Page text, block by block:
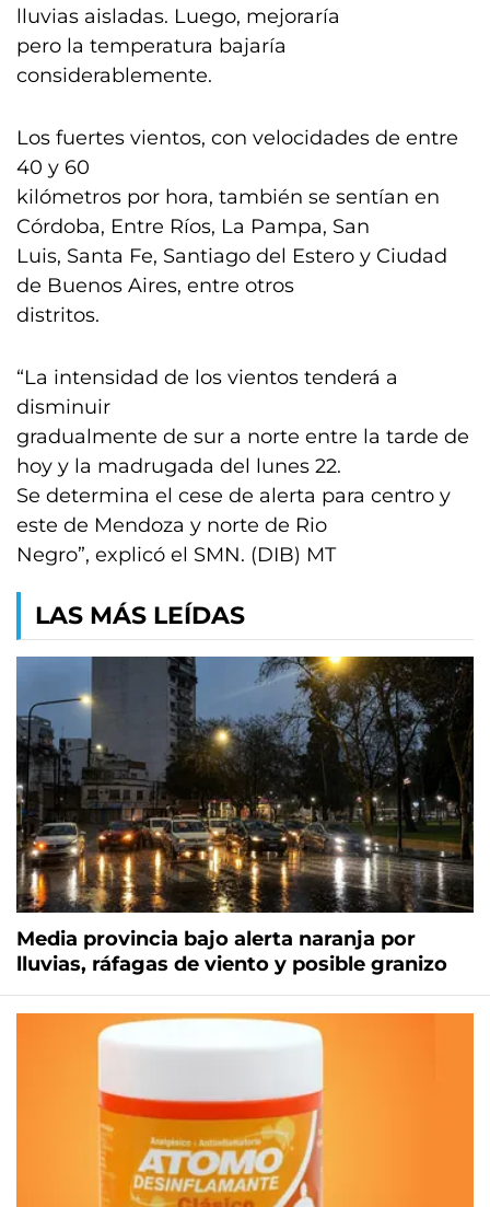
lluvias aisladas. Luego, mejoraría
pero la temperatura bajaría
considerablemente.
Los fuertes vientos, con velocidades de entre
40 y 60
kilómetros por hora, también se sentían en
Córdoba, Entre Ríos, La Pampa, San
Luis, Santa Fe, Santiago del Estero y Ciudad
de Buenos Aires, entre otros
distritos.
“La intensidad de los vientos tenderá a
disminuir
gradualmente de sur a norte entre la tarde de
hoy y la madrugada del lunes 22.
Se determina el cese de alerta para centro y
este de Mendoza y norte de Rio
Negro”, explicó el SMN. (DIB) MT
LAS MÁS LEÍDAS
Media provincia bajo alerta naranja por
lluvias, ráfagas de viento y posible granizo